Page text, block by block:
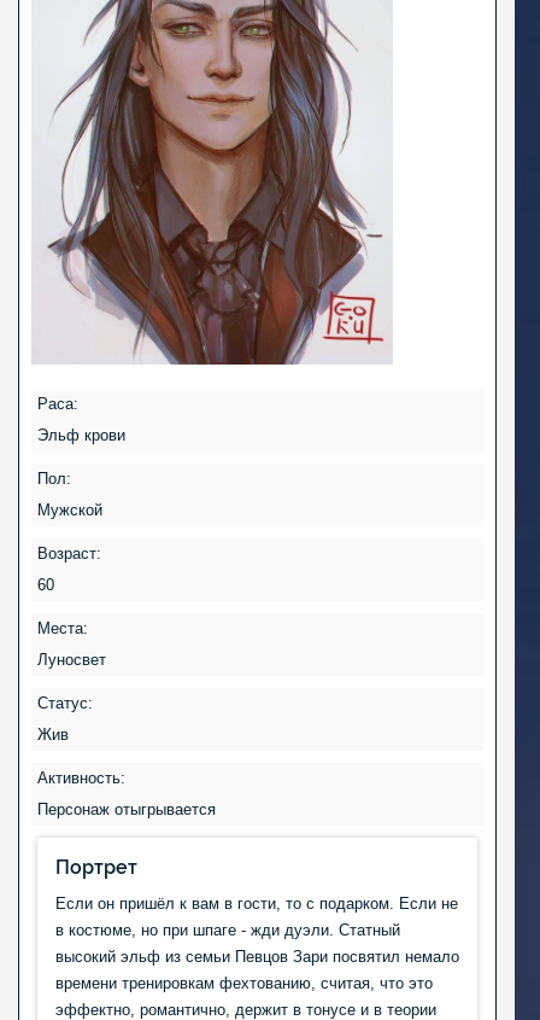
Раса:
Эльф крови
Пол:
Мужской
Возраст:
60
Места:
Луносвет
Статус:
Жив
Активность:
Персонаж отыгрывается
Портрет
Если он пришёл к вам в гости, то с подарком. Если не
в костюме, но при шпаге - жди дуэли. Статный
высокий эльф из семьи Певцов Зари посвятил немало
времени тренировкам фехтованию, считая, что это
эффектно, романтично, держит в тонусе и в теории